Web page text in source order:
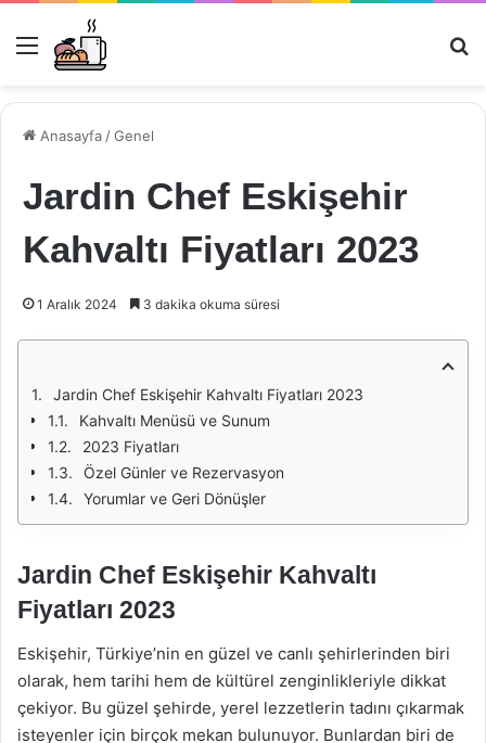
Menü
Anasayfa /Genel
Jardin Chef Eskişehir
Kahvaltı Fiyatları 2023
1 Aralık 2024 3 dakika okuma süresi
Jardin Chef Eskişehir Kahvaltı Fiyatları 2023
Kahvaltı Menüsü ve Sunum
2023 Fiyatları
Özel Günler ve Rezervasyon
Yorumlar ve Geri Dönüşler
Jardin Chef Eskişehir Kahvaltı
Fiyatları 2023
Eskişehir, Türkiye’nin en güzel ve canlı şehirlerinden biri
olarak, hem tarihi hem de kültürel zenginlikleriyle dikkat
çekiyor. Bu güzel şehirde, yerel lezzetlerin tadını çıkarmak
isteyenler için birçok mekan bulunuyor. Bunlardan biri de